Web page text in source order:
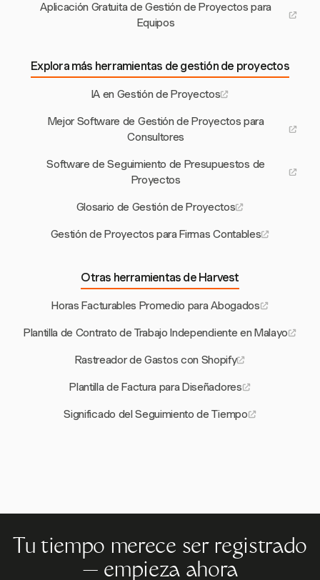
Aplicación Gratuita de Gestión de Proyectos para
Equipos
Explora más herramientas de gestión de proyectos
IA en Gestión de Proyectos
Mejor Software de Gestión de Proyectos para
Consultores
Software de Seguimiento de Presupuestos de
Proyectos
Glosario de Gestión de Proyectos
Gestión de Proyectos para Firmas Contables
Otras herramientas de Harvest
Horas Facturables Promedio para Abogados
Plantilla de Contrato de Trabajo Independiente en Malayo
Rastreador de Gastos con Shopify
Plantilla de Factura para Diseñadores
Significado del Seguimiento de Tiempo
Tu tiempo merece ser registrado
— empieza ahora